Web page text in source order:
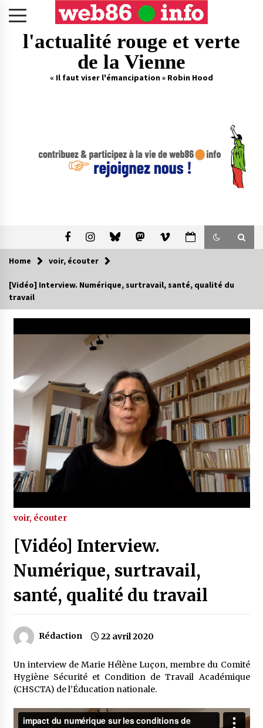
l'actualité rouge et verte
de la Vienne
« Il faut viser l'émancipation » Robin Hood
Home voir, écouter
[Vidéo] Interview. Numérique, surtravail, santé, qualité du
travail
voir, écouter
[Vidéo] Interview.
Numérique, surtravail,
santé, qualité du travail
Rédaction 22 avril 2020
Un interview de Marie Hélène Luçon, membre du Comité
Hygiène Sécurité et Condition de Travail Académique
(CHSCTA) de l’Éducation nationale.